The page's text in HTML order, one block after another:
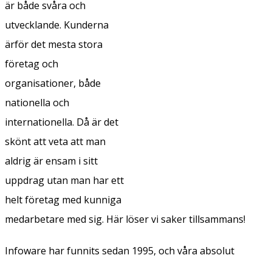
är både svåra och
utvecklande. Kunderna
ärför det mesta stora
företag och
organisationer, både
nationella och
internationella. Då är det
skönt att veta att man
aldrig är ensam i sitt
uppdrag utan man har ett
helt företag med kunniga
medarbetare med sig. Här löser vi saker tillsammans!
Infoware har funnits sedan 1995, och våra absolut